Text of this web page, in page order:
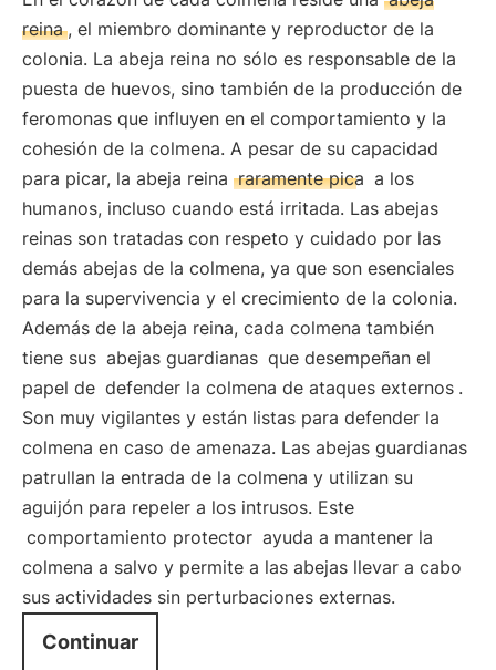
reina , el miembro dominante y reproductor de la
colonia. La abeja reina no sólo es responsable de la
puesta de huevos, sino también de la producción de
feromonas que influyen en el comportamiento y la
cohesión de la colmena. A pesar de su capacidad
para picar, la abeja reina raramente pica a los
humanos, incluso cuando está irritada. Las abejas
reinas son tratadas con respeto y cuidado por las
demás abejas de la colmena, ya que son esenciales
para la supervivencia y el crecimiento de la colonia.
Además de la abeja reina, cada colmena también
tiene sus abejas guardianas que desempeñan el
papel de defender la colmena de ataques externos .
Son muy vigilantes y están listas para defender la
colmena en caso de amenaza. Las abejas guardianas
patrullan la entrada de la colmena y utilizan su
aguijón para repeler a los intrusos. Este
comportamiento protector ayuda a mantener la
colmena a salvo y permite a las abejas llevar a cabo
sus actividades sin perturbaciones externas.
Continuar